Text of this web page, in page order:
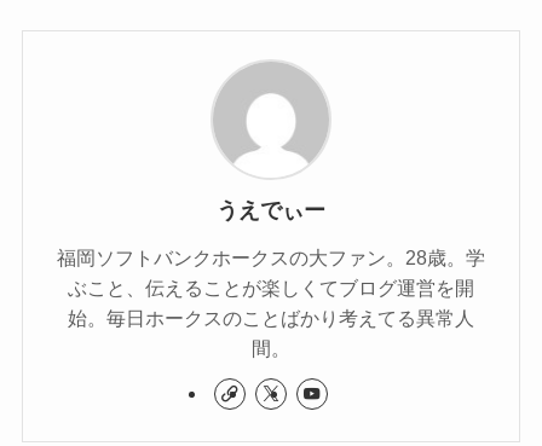
うえでぃー
福岡ソフトバンクホークスの大ファン。28歳。学
ぶこと、伝えることが楽しくてブログ運営を開
始。毎日ホークスのことばかり考えてる異常人
間。